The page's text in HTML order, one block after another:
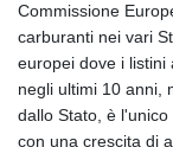
Commissione
carburanti nei vari
europei dove i listini
negli ultimi 10 anni,
dallo Stato, è
con una crescita di